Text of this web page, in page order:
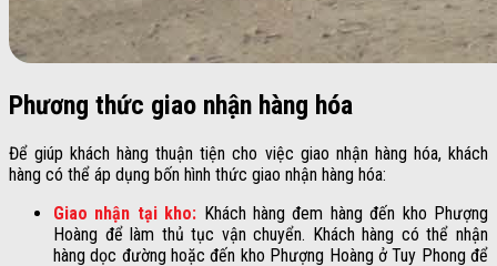
Phương thức giao nhận hàng hóa
Để giúp khách hàng thuận tiện cho việc giao nhận hàng hóa, khách
hàng có thể áp dụng bốn hình thức giao nhận hàng hóa:
Giao nhận tại kho: Khách hàng đem hàng đến kho Phượng
Hoàng để làm thủ tục vận chuyển. Khách hàng có thể nhận
hàng dọc đường hoặc đến kho Phượng Hoàng ở Tuy Phong để